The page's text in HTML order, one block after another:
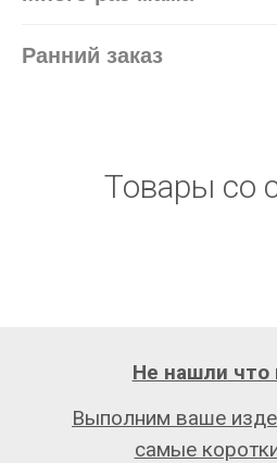
Ранний заказ
Товары со
Выполним ваше
самые
Не нашли что